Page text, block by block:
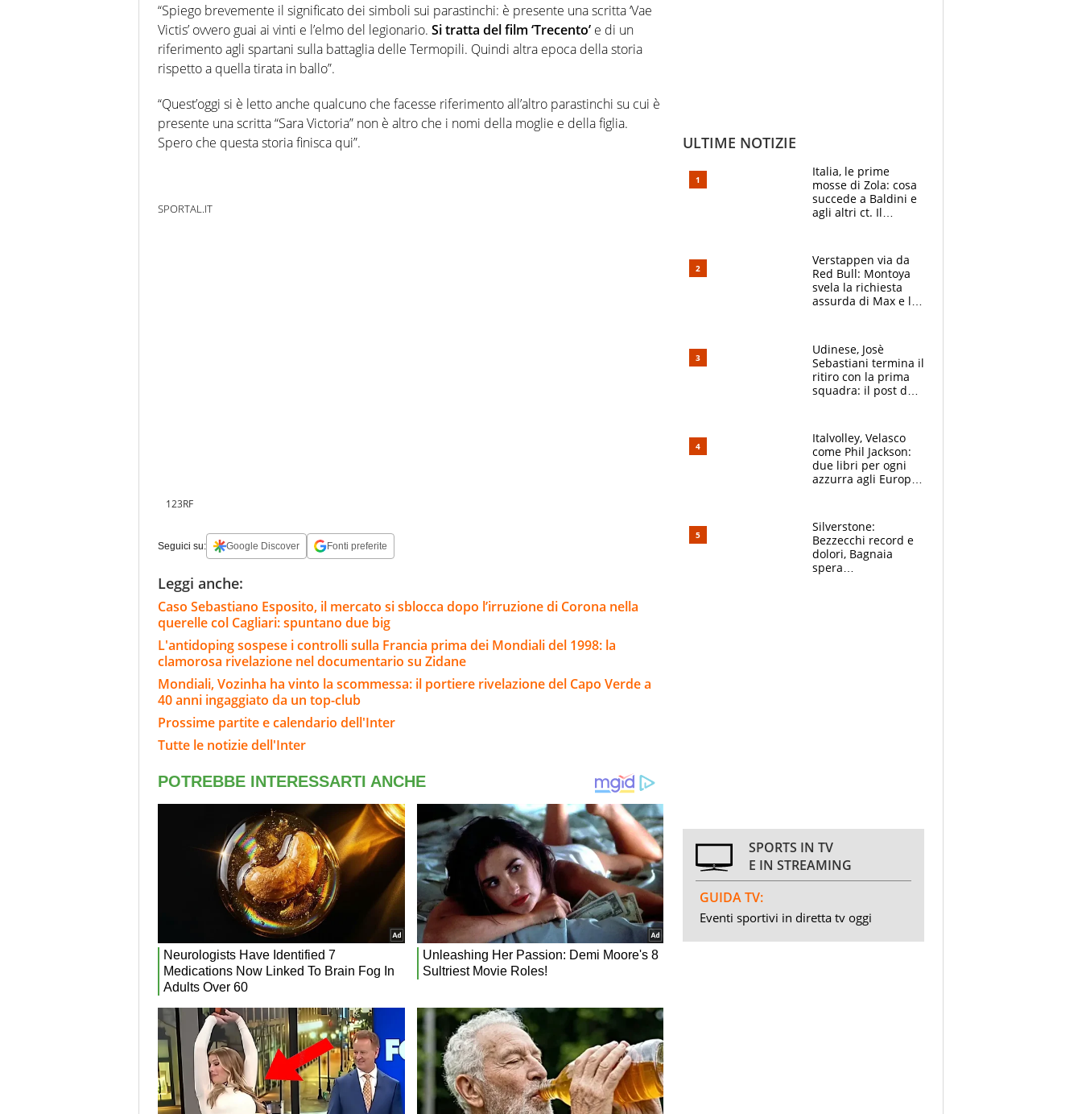
“Spiego brevemente il significato dei simboli sui parastinchi: è presente una scritta ‘Vae
Victis’ ovvero guai ai vinti e l’elmo del legionario. Si tratta del film ‘Trecento’ e di un
riferimento agli spartani sulla battaglia delle Termopili. Quindi altra epoca della storia
rispetto a quella tirata in ballo”.
“Quest’oggi si è letto anche qualcuno che facesse riferimento all’altro parastinchi su cui è
presente una scritta “Sara Victoria” non è altro che i nomi della moglie e della figlia.
Spero che questa storia finisca qui”.
SPORTAL.IT
123RF
Seguici su: Google Discover Fonti preferite
Leggi anche:
Caso Sebastiano Esposito, il mercato si sblocca dopo l’irruzione di Corona nella
querelle col Cagliari: spuntano due big
L'antidoping sospese i controlli sulla Francia prima dei Mondiali del 1998: la
clamorosa rivelazione nel documentario su Zidane
Mondiali, Vozinha ha vinto la scommessa: il portiere rivelazione del Capo Verde a
40 anni ingaggiato da un top-club
Prossime partite e calendario dell'Inter
Tutte le notizie dell'Inter
ULTIME NOTIZIE
Italia, le prime
mosse di Zola: cosa
succede a Baldini e
agli altri ct. Il
azzurri
Verstappen via da
Red Bull: Montoya
svela la richiesta
assurda di Max e lo
McLaren siano
meglio?”
Udinese, Josè
Sebastiani termina il
ritiro con la prima
squadra: il post del
sfondo
Italvolley, Velasco
come Phil Jackson:
due libri per ogni
azzurra agli Europei.
Silverstone:
Bezzecchi record e
dolori, Bagnaia
spera
SPORTS IN TV
E IN STREAMING
GUIDA TV:
Eventi sportivi in diretta tv oggi